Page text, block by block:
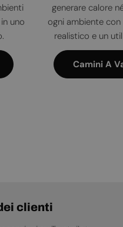
uno
generare calore
ogni ambiente
realistico e un
Camini A
clienti